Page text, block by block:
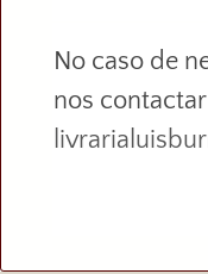
No caso de
nos